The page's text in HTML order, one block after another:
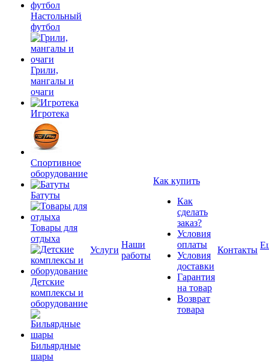
Настольный
футбол
Грили,
мангалы и
очаги
Игротека
Спортивное
оборудование
Батуты
Товары для
отдыха
Детские
комплексы и
оборудование
Бильярдные
шары
Услуги
Наши
работы
Как купить
Как
сделать
заказ?
Условия
оплаты
Условия
доставки
Гарантия
на товар
Возврат
товара
Контакты